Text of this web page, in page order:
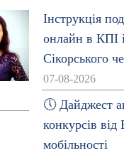
Інструкція
онлайн в КПІ
Сікорського
07-08-2026
🕔 Дайджест
конкурсів від
мобільності